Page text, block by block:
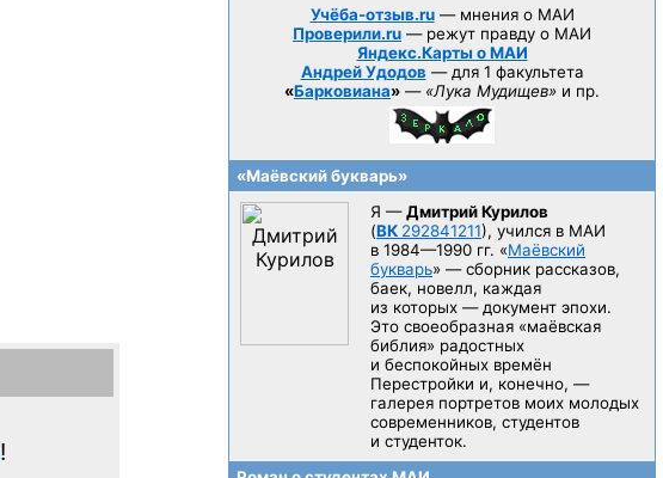
!
Учёба-отзыв.ru— мнения о МАИ
Проверили.ru — режут правду о МАИ
Яндекс.Карты о МАИ
Андрей Удодов — для 1 факультета
«Барковиана» — «Лука Мудищев» и пр.
«Маёвский букварь»
Я —Дмитрий Курилов
(ВК 292841211), учился в МАИ
в 1984—1990 гг. «Маёвский
букварь» — сборник рассказов,
баек, новелл, каждая
из которых — документ эпохи.
Это своеобразная «маёвская
библия» радостных
и беспокойных времён
Перестройки и, конечно, —
галерея портретов моих молодых
современников, студентов
и студенток.